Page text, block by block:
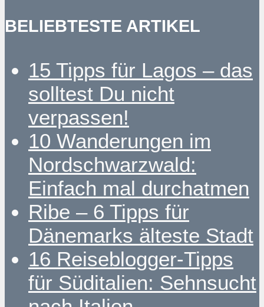
BELIEBTESTE ARTIKEL
15 Tipps für Lagos – das
solltest Du nicht
verpassen!
10 Wanderungen im
Nordschwarzwald:
Einfach mal durchatmen
Ribe – 6 Tipps für
Dänemarks älteste Stadt
16 Reiseblogger-Tipps
für Süditalien: Sehnsucht